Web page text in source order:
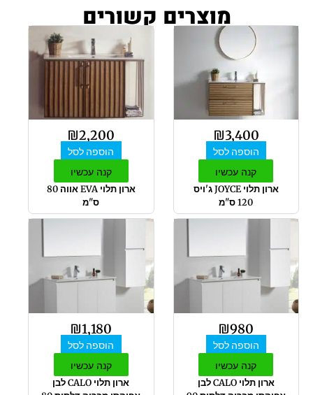
מוצרים קשורים
₪3,400
הוספה לסל
קנה עכשיו
ארון תלוי JOYCE ג'ויס
120 ס"מ
₪2,200
הוספה לסל
קנה עכשיו
ארון תלוי EVA אווה 80
ס"מ
₪980
הוספה לסל
קנה עכשיו
ארון תלוי CALO לבן
₪1,180
הוספה לסל
קנה עכשיו
ארון תלוי CALO לבן